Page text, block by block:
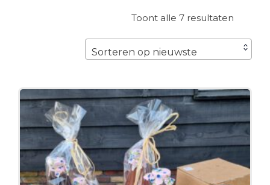
Toont alle 7 resultaten
Sorteren op nieuwste